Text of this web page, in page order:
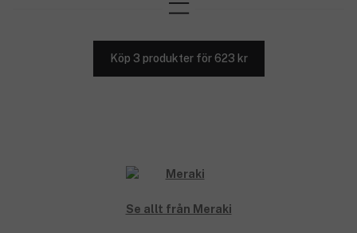
Köp 3 produkter för 623 kr
Se allt från Meraki